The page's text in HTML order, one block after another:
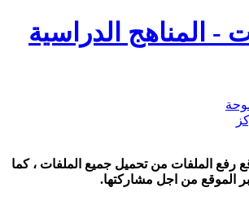
- المناهج الدراسية
رفع الملفات من تحميل جميع الملفات ، كما
الموقع من اجل مشاركتها.